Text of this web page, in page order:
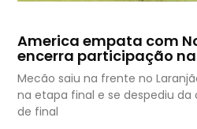
America empata com
encerra participação na
Mecão saiu na frente no
na etapa final e se despediu
de final